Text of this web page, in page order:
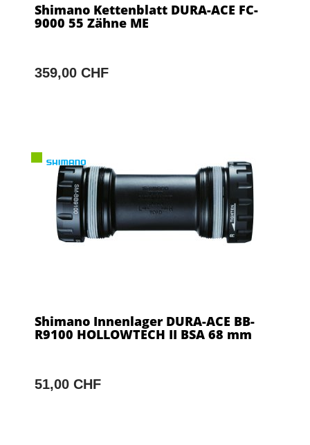
Shimano Kettenblatt DURA-ACE FC-
9000 55 Zähne ME
359,00 CHF
Shimano Innenlager DURA-ACE BB-
R9100 HOLLOWTECH II BSA 68 mm
51,00 CHF